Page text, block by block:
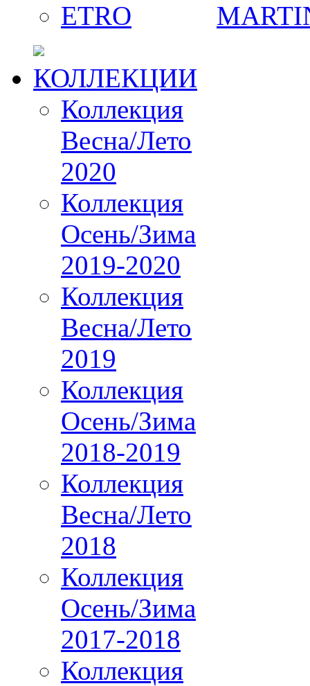
ETRO
КОЛЛЕКЦИИ
Коллекция
Весна/Лето
2020
Коллекция
Осень/Зима
2019-2020
Коллекция
Весна/Лето
2019
Коллекция
Осень/Зима
2018-2019
Коллекция
Весна/Лето
2018
Коллекция
Осень/Зима
2017-2018
Коллекция